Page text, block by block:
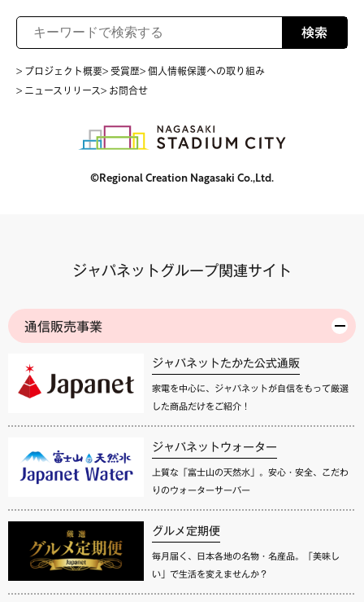
検索
> プロジェクト概要> 受賞歴> 個人情報保護への取り組み
> ニュースリリース> お問合せ
©Regional Creation Nagasaki Co.,Ltd.
ジャパネットグループ関連サイト
通信販売事業
ジャパネットたかた公式通販
家電を中心に、ジャパネットが自信をもって厳選
した商品だけをご紹介！
ジャパネットウォーター
上質な「富士山の天然水」。安心・安全、こだわ
りのウォーターサーバー
グルメ定期便
毎月届く、日本各地の名物・名産品。「美味し
い」で生活を変えませんか？